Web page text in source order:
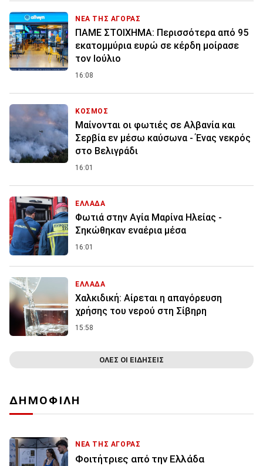
ΝΕΑ ΤΗΣ ΑΓΟΡΑΣ
ΠΑΜΕ ΣΤΟΙΧΗΜΑ: Περισσότερα από 95
εκατομμύρια ευρώ σε κέρδη μοίρασε
τον Ιούλιο
16:08
ΚΟΣΜΟΣ
Μαίνονται οι φωτιές σε Αλβανία και
Σερβία εν μέσω καύσωνα - Ένας νεκρός
στο Βελιγράδι
16:01
ΕΛΛΑΔΑ
Φωτιά στην Aγία Μαρίνα Ηλείας -
Σηκώθηκαν εναέρια μέσα
16:01
ΕΛΛΑΔΑ
Χαλκιδική: Αίρεται η απαγόρευση
χρήσης του νερού στη Σίβηρη
15:58
ΟΛΕΣ ΟΙ ΕΙΔΗΣΕΙΣ
ΔΗΜΟΦΙΛΗ
ΝΕΑ ΤΗΣ ΑΓΟΡΑΣ
Φοιτήτριες από την Ελλάδα